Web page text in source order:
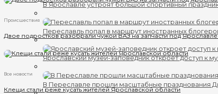
В Ярославле устроят большой спортивный
Переславль попал в маршрут иностранных
Ярославский музей-заповедник откроет доступ к
В Переславле прошли масштабные празднования
Происшествия
Двое подростков разобрали чужой ВАЗ на запчасти под
Все новости
Клещи стали реже кусать жителей Ярославской области